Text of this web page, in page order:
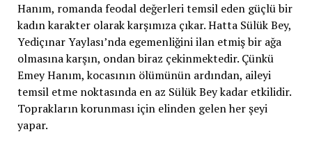
Hanım, romanda feodal değerleri temsil eden güçlü bir
kadın karakter olarak karşımıza çıkar. Hatta Sülük Bey,
Yediçınar Yaylası’nda egemenliğini ilan etmiş bir ağa
olmasına karşın, ondan biraz çekinmektedir. Çünkü
Emey Hanım, kocasının ölümünün ardından, aileyi
temsil etme noktasında en az Sülük Bey kadar etkilidir.
Toprakların korunması için elinden gelen her şeyi
yapar.